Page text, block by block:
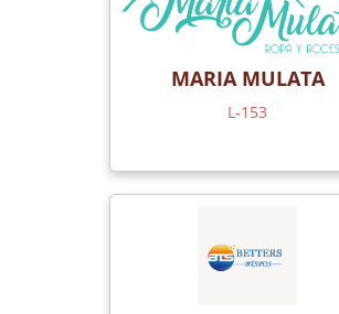
MARIA MULATA
L-153